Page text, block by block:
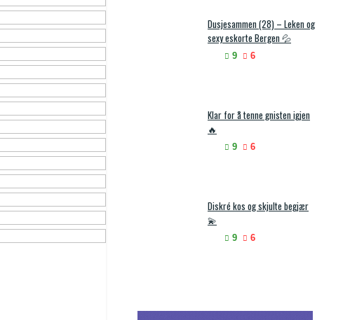
Dusjesammen (28) – Leken og
sexy eskorte Bergen 💦
9 6
Klar for å tenne gnisten igjen
🔥
9 6
Diskré kos og skjulte begjær
💫
9 6